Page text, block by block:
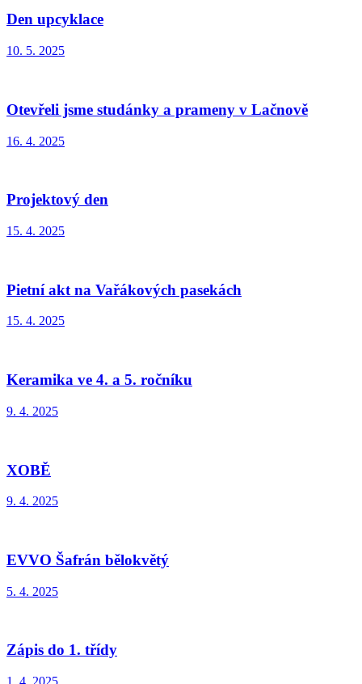
Den upcyklace
10. 5. 2025
Otevřeli jsme studánky a prameny v Lačnově
16. 4. 2025
Projektový den
15. 4. 2025
Pietní akt na Vařákových pasekách
15. 4. 2025
Keramika ve 4. a 5. ročníku
9. 4. 2025
XOBĚ
9. 4. 2025
EVVO Šafrán bělokvětý
5. 4. 2025
Zápis do 1. třídy